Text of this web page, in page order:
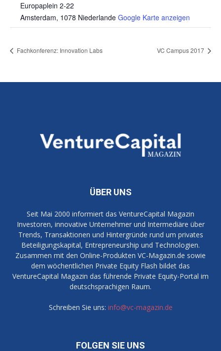
Europaplein 2-22
Amsterdam, 1078 Niederlande Google Karte anzeigen
Fachkonferenz: Innovation Labs VC Campus 2017
ÜBER UNS
Seit Mai 2000 informiert das VentureCapital Magazin
Investoren, innovative Unternehmer und Intermediäre über
Trends, Transaktionen und Hintergründe rund um privates
Beteiligungskapital, Entrepreneurship und Technologien.
Zusammen mit den Online-Produkten VC-Magazin.de sowie
dem wöchentlichen Private Equity Flash bildet das
VentureCapital Magazin das führende Private Equity-Portal im
deutschsprachigen Raum.
Schreiben Sie uns: info@vc-magazin.de
FOLGEN SIE UNS